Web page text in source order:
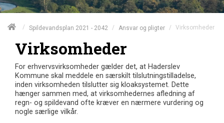
/ Spildevandsplan 2021 - 2042 / Ansvar og pligter / Virksomheder
Virksomheder
For erhvervsvirksomheder gælder det, at Haderslev
Kommune skal meddele en særskilt tilslutningstilladelse,
inden virksomheden tilslutter sig kloaksystemet. Dette
hænger sammen med, at virksomhedernes afledning af
regn- og spildevand ofte kræver en nærmere vurdering og
nogle særlige vilkår.